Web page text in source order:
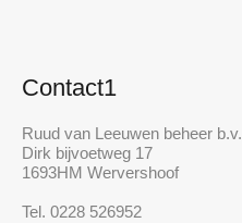
Contact1
Ruud van Leeuwen beheer b.v.
Dirk bijvoetweg 17
1693HM Wervershoof
Tel. 0228 526952